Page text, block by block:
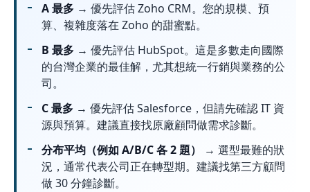
A 最多 → 優先評估 Zoho CRM。您的規模、預
算、複雜度落在 Zoho 的甜蜜點。
B 最多 → 優先評估 HubSpot。這是多數走向國際
的台灣企業的最佳解，尤其想統一行銷與業務的公
司。
C 最多 → 優先評估 Salesforce，但請先確認 IT 資
源與預算。建議直接找原廠顧問做需求診斷。
分布平均（例如 A/B/C 各 2 題）
→ 選型最難的狀
況，通常代表公司正在轉型期。建議找第三方顧問
做 30 分鐘診斷。